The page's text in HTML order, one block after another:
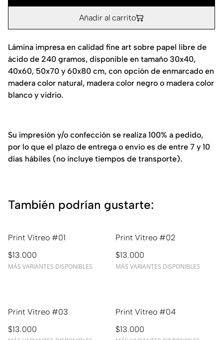
Añadir al carrito
Lámina impresa en calidad fine art sobre papel libre de
ácido de 240 gramos, disponible en tamaño 30x40,
40x60, 50x70 y 60x80 cm, con opción de enmarcado en
madera color natural, madera color negro o madera color
blanco y vidrio.
Su impresión y/o confección se realiza 100% a pedido,
por lo que el plazo de entrega o envío es de entre 7 y 10
días hábiles (no incluye tiempos de transporte).
También podrían gustarte:
Print Vítreo #01
$13.000
MÁS VARIANTES DISPONIBLES
Print Vítreo #02
$13.000
MÁS VARIANTES DISPONIBLES
Print Vítreo #03
$13.000
Print Vítreo #04
$13.000